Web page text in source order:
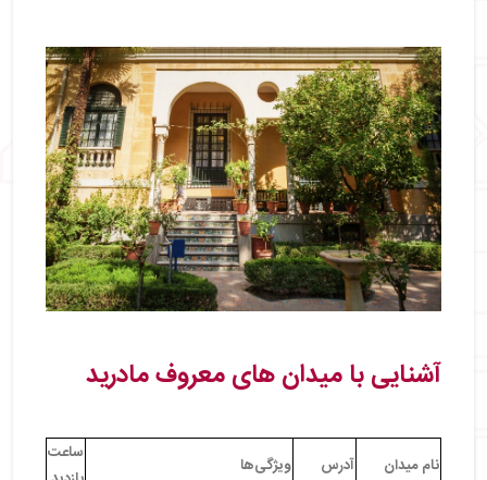
آشنایی با میدان‌ های معروف مادرید
نام میدان آدرس ویژگی‌ها
ساعت